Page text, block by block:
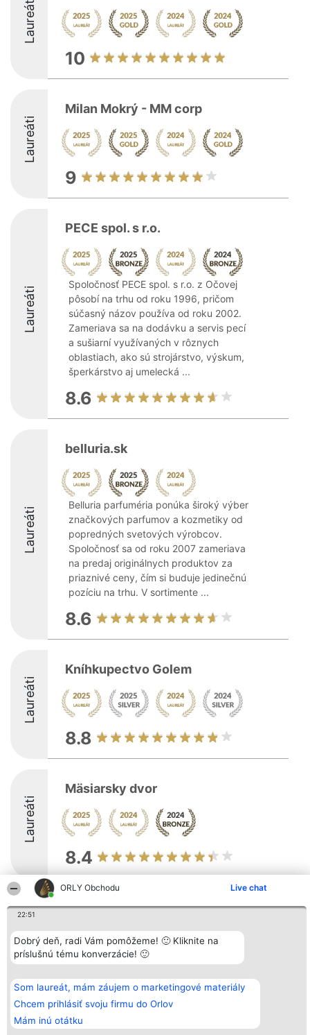
ORLY Obchodu Live chat
22:51
Dobrý deň, radi Vám pomôžeme! 🙂 Kliknite na
príslušnú tému konverzácie! 🙂
Som laureát, mám záujem o marketingové materiály
Chcem prihlásiť svoju firmu do Orlov
Mám inú otátku
Laureáti
10
Laureáti
Milan Mokrý - MM corp
9
Laureáti
PECE spol. s r.o.
Spoločnosť PECE spol. s r.o. z Očovej
pôsobí na trhu od roku 1996, pričom
súčasný názov používa od roku 2002.
Zameriava sa na dodávku a servis pecí
a sušiarní využívaných v rôznych
oblastiach, ako sú strojárstvo, výskum,
šperkárstvo aj umelecká ...
8.6
Laureáti
belluria.sk
Belluria parfuméria ponúka široký výber
značkových parfumov a kozmetiky od
popredných svetových výrobcov.
Spoločnosť sa od roku 2007 zameriava
na predaj originálnych produktov za
priaznivé ceny, čím si buduje jedinečnú
pozíciu na trhu. V sortimente ...
8.6
Laureáti
Kníhkupectvo Golem
8.8
Laureáti
Mäsiarsky dvor
8.4
Organizátor hodnotenia
Bright Side Solutions sp. z o.
ul. Ruska 22
Wrocław 50-079
KRS 0000749100 | Regon
+48 508 492 400
Hodnotenie
wszystkich
Laureatów
Podmienky
podmienky
Zásady
ochrany
osobných
Kontakt